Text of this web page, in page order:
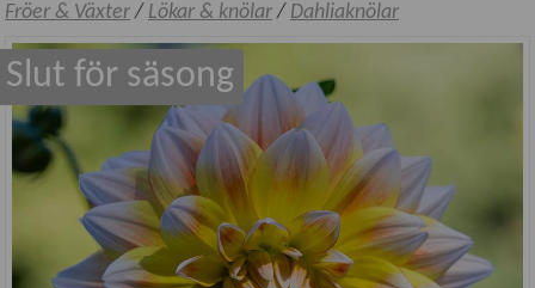
Fröer & Växter/ Lökar & knölar/ Dahliaknölar
Slut för säsong